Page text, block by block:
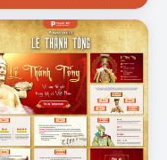
giải phóng dân tộc
đấu tranh giành
và các lực